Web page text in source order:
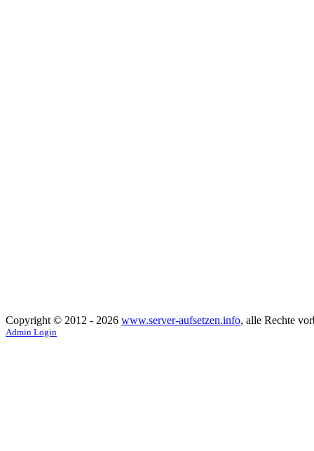
Copyright © 2012 - 2026 www.server-aufsetzen.info, alle Rechte
Admin Login